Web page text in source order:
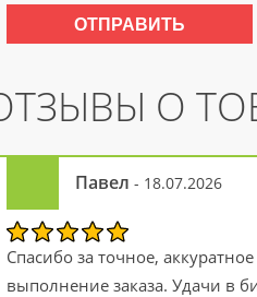
О
Павел - 18.07.2026
Спасибо за точное,
выполнение заказа. Удачи в